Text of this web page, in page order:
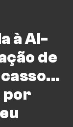
à Al-
de
por